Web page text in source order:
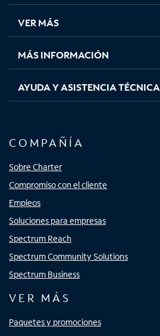
pestaña
nueva
pestaña
nueva
pestaña
nuevanueva
VER MÁS
MÁS INFORMACIÓN
AYUDA Y ASISTENCIA TÉCNICA
COMPAÑÍA
Sobre Charter
Compromiso con el cliente
Empleos
Soluciones para empresas
Spectrum Reach
Spectrum Community Solutions
Spectrum Business
VER MÁS
Paquetes y promociones